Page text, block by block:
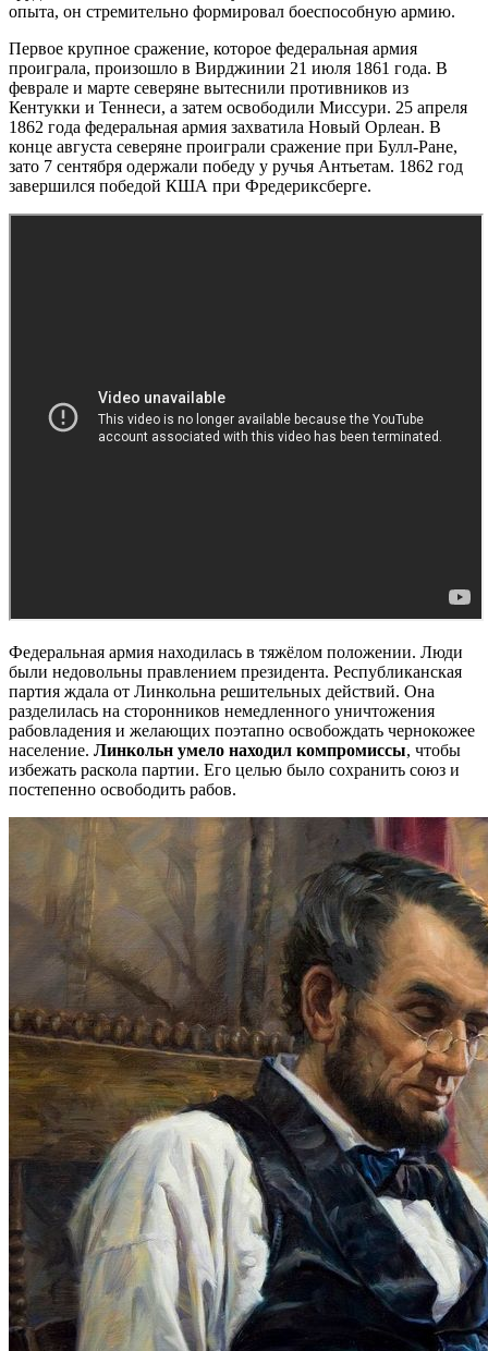
опыта, он стремительно формировал боеспособную армию.
Первое крупное сражение, которое федеральная армия
проиграла, произошло в Вирджинии 21 июля 1861 года. В
феврале и марте северяне вытеснили противников из
Кентукки и Теннеси, а затем освободили Миссури. 25 апреля
1862 года федеральная армия захватила Новый Орлеан. В
конце августа северяне проиграли сражение при Булл-Ране,
зато 7 сентября одержали победу у ручья Антьетам. 1862 год
завершился победой КША при Фредериксберге.
Федеральная армия находилась в тяжёлом положении. Люди
были недовольны правлением президента. Республиканская
партия ждала от Линкольна решительных действий. Она
разделилась на сторонников немедленного уничтожения
рабовладения и желающих поэтапно освобождать чернокожее
население. Линкольн умело находил компромиссы, чтобы
избежать раскола партии. Его целью было сохранить союз и
постепенно освободить рабов.